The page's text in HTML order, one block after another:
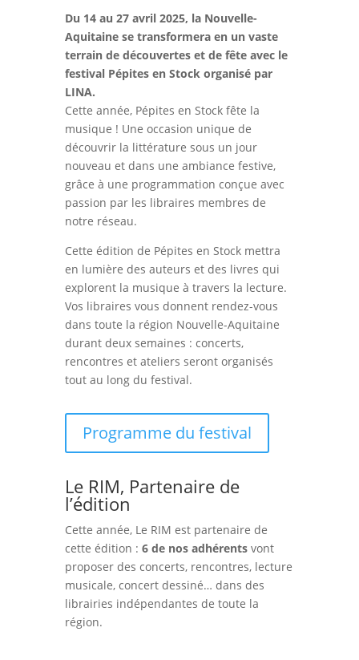
Du 14 au 27 avril 2025, la Nouvelle-
Aquitaine se transformera en un vaste
terrain de découvertes et de fête avec le
festival Pépites en Stock organisé par
LINA.
Cette année, Pépites en Stock fête la
musique ! Une occasion unique de
découvrir la littérature sous un jour
nouveau et dans une ambiance festive,
grâce à une programmation conçue avec
passion par les libraires membres de
notre réseau.
Cette édition de Pépites en Stock mettra
en lumière des auteurs et des livres qui
explorent la musique à travers la lecture.
Vos libraires vous donnent rendez-vous
dans toute la région Nouvelle-Aquitaine
durant deux semaines : concerts,
rencontres et ateliers seront organisés
tout au long du festival.
Programme du festival
Le RIM, Partenaire de
l’édition
Cette année, Le RIM est partenaire de
cette édition : 6 de nos adhérentsvont
proposer des concerts, rencontres, lecture
musicale, concert dessiné… dans des
librairies indépendantes de toute la
région.